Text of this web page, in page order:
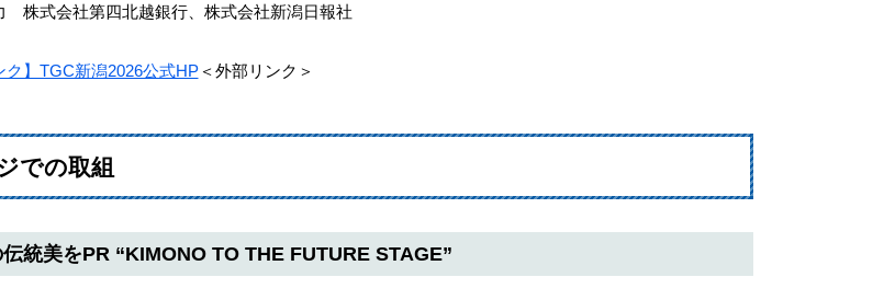
株式会社第四北越銀行、株式会社新潟日報社
ク】TGC新潟2026公式HP＜外部リンク＞
での取組
統美をPR “KIMONO TO THE FUTURE STAGE”